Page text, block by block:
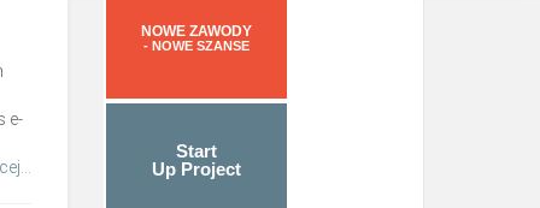
e-
NOWE ZAWODY
- NOWE SZANSE
Start
Up Project